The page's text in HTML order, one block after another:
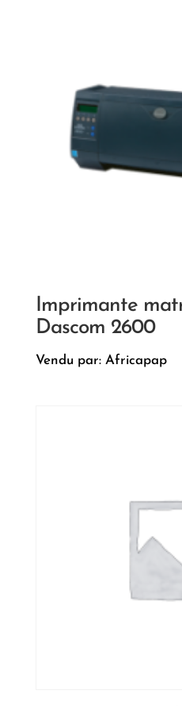
Imprimante
Dascom 2600
Vendu par: Africapap